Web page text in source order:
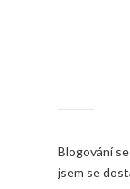
Blogování
jsem se